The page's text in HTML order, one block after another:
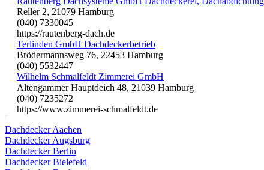
Reller 2, 21079 Hamburg
(040) 7330045
https://rautenberg-dach.de
Terlinden GmbH Dachdeckerbetrieb
Brödermannsweg 76, 22453 Hamburg
(040) 5532447
Wilhelm Schmalfeldt Zimmerei GmbH
Altengammer Hauptdeich 48, 21039 Hamburg
(040) 7235272
https://www.zimmerei-schmalfeldt.de
Dachdecker Aachen
Dachdecker Augsburg
Dachdecker Berlin
Dachdecker Bielefeld